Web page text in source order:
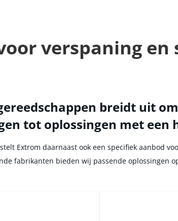
verspaning
breidt uit
tot oplossingen met een
Extrom daarnaast ook een specifiek aanbod
fabrikanten bieden wij passende oplossingen